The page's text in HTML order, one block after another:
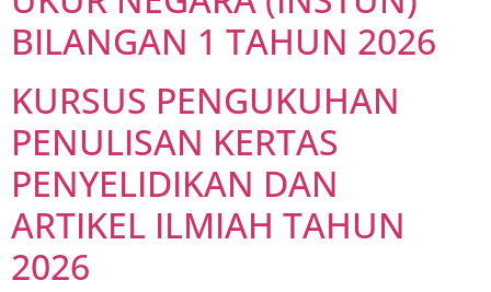
BILANGAN 1 TAHUN 2026
KURSUS PENGUKUHAN
PENULISAN KERTAS
PENYELIDIKAN DAN
ARTIKEL ILMIAH TAHUN
2026